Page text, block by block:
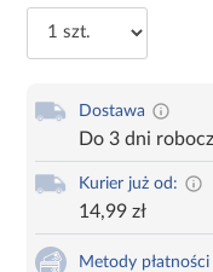
Dostawa
Do 3 dni
Kurier już od:
14,99 zł
Metody płatności